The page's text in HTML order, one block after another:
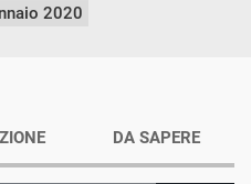
2020
DA SAPERE